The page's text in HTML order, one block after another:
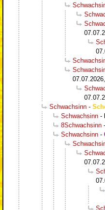
Schwachsinn -
Schwachsinn -
8Schwachsinn -
Schwachsinn -